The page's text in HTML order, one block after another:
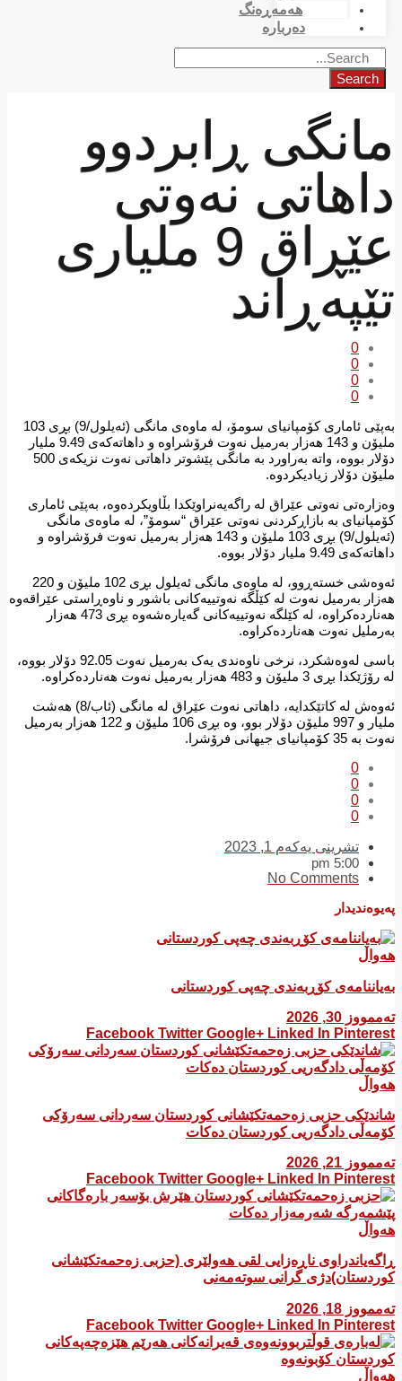
هەمەڕەنگ
دەربارە
Search
مانگی ڕابردوو
داهاتی نەوتی
عێڕاق 9 ملیاری
تێپەڕاند
0
0
0
0
بەپێی ئاماری کۆمپانیای سومۆ، لە ماوەی مانگی (ئەیلول/9) بڕی 103
ملیۆن و 143 هەزار بەرمیل نەوت فرۆشراوە و داهاتەکەی 9.49 ملیار
دۆلار بووە، واتە بەراورد بە مانگی پێشوتر داهاتی نەوت نزیکەی 500
ملیۆن دۆلار زیادیکردوە.
وەزارەتی نەوتی عێراق لە راگەیەنراوێکدا بڵاویکردەوە، بەپێی ئاماری
کۆمپانیای بە بازاڕکردنی نەوتی عێراق “سومۆ”، لە ماوەی مانگی
(ئەیلول/9) بڕی 103 ملیۆن و 143 هەزار بەرمیل نەوت فرۆشراوە و
داهاتەکەی 9.49 ملیار دۆلار بووە.
ئەوەشی خستەڕوو، لە ماوەی مانگی ئەیلول بڕی 102 ملیۆن و 220
هەزار بەرمیل نەوت لە کێڵگە نەوتییەکانی باشور و ناوەڕاستی عێراقەوە
هەناردەکراوە، لە کێلگە نەوتییەکانی گەیارەشەوە بڕی 473 هەزار
بەرملیل نەوت هەناردەکراوە.
باسی لەوەشکرد، نرخی ناوەندی یەک بەرمیل نەوت 92.05 دۆلار بووە،
لە رۆژێکدا بڕی 3 ملیۆن و 483 هەزار بەرمیل نەوت هەناردەکراوە.
ئەوەش لە کاتێکدایە، داهاتی نەوت عێراق لە مانگی (ئاب/8) هەشت
ملیار و 997 ملیۆن دۆلار بوو، وە بڕی 106 ملیۆن و 122 هەزار بەرمیل
نەوت بە 35 کۆمپانیای جیهانی فرۆشرا.
0
0
0
0
تشرینی یەکەم 1, 2023
5:00 pm
No Comments
پەیوەندیدار
هەواڵ
بەیاننامەی کۆڕبەندی چەپی کوردستانی
تەممووز 30, 2026
Facebook Twitter Google+ Linked In Pinterest
هەواڵ
شاندێکی حزبی زەحمەتکێشانی کوردستان سەردانی سەرۆکی
کۆمەڵی دادگەریی کوردستان دەکات
تەممووز 21, 2026
Facebook Twitter Google+ Linked In Pinterest
هەواڵ
ڕاگەیاندراوی ناڕەزایی لقی هەولێری (حزبی زەحمەتکێشانی
کوردستان)دژی گرانی سوتەمەنی
تەممووز 18, 2026
Facebook Twitter Google+ Linked In Pinterest
هەواڵ